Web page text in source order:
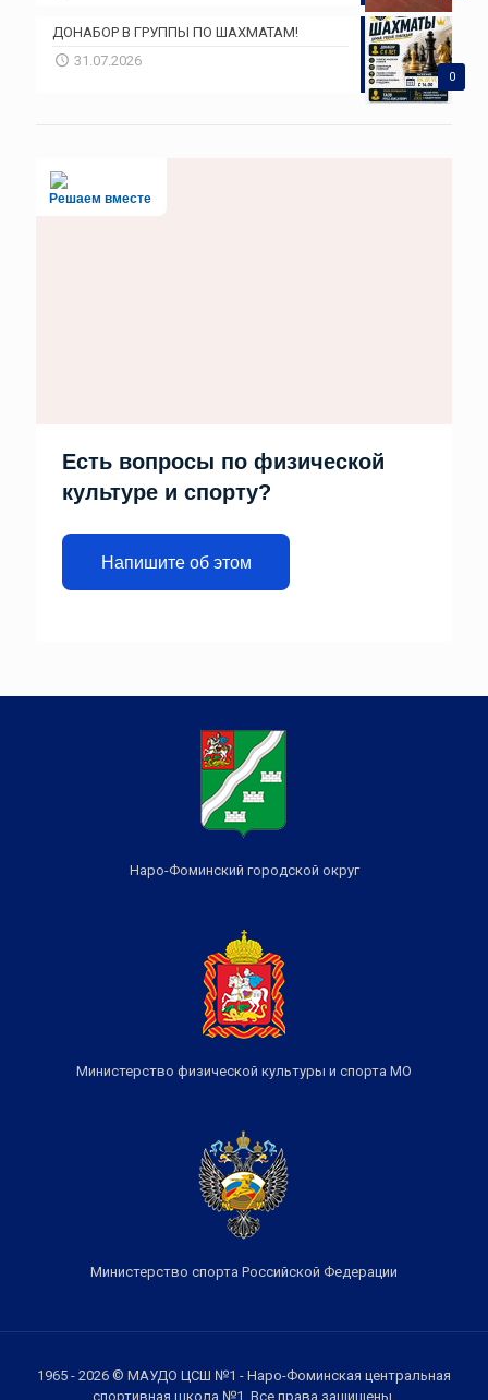
0
ДОНАБОР В ГРУППЫ ПО ШАХМАТАМ!
31.07.2026
Решаем вместе
Есть вопросы по физической
культуре и спорту?
Напишите об этом
Наро-Фоминский городской округ
Министерство физической культуры и спорта МО
Министерство спорта Российской Федерации
1965 - 2026 © МАУДО ЦСШ №1 - Наро-Фоминская центральная
спортивная школа №1. Все права защищены.